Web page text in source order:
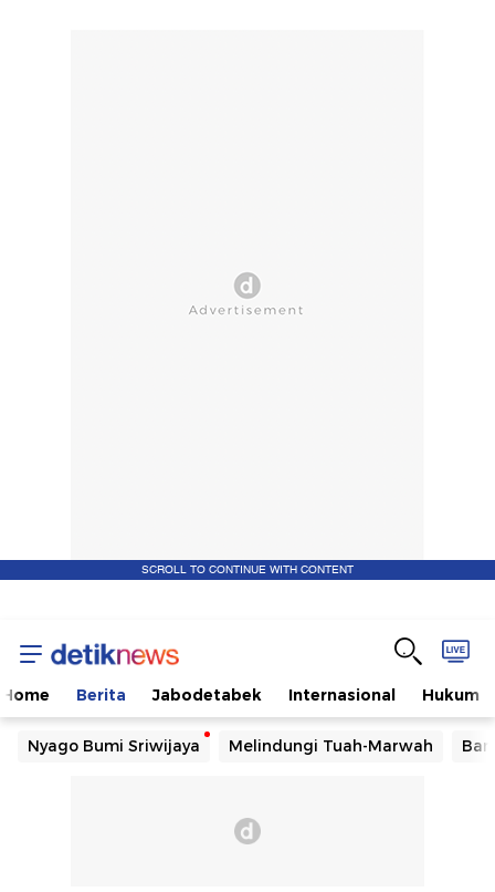
SCROLL TO CONTINUE WITH CONTENT
Home Berita Jabodetabek Internasional Hukum
Nyago Bumi Sriwijaya Melindungi Tuah-Marwah